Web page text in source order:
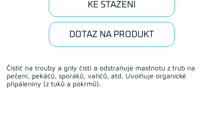
KE STAŽENÍ
DOTAZ NA PRODUKT
Čistič na trouby a grily čistí a odstraňuje mastnotu z trub na
pečení, pekáčů, sporáků, vařičů, atd. Uvolňuje organické
připáleniny (z tuků a pokrmů).